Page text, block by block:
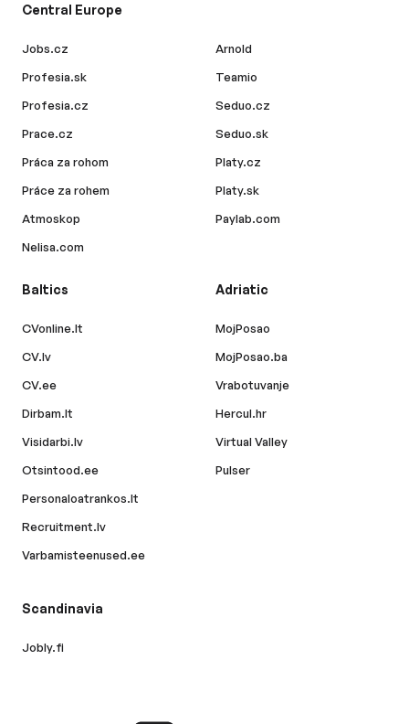
Central Europe
Jobs.cz
Profesia.sk
Profesia.cz
Prace.cz
Práca za rohom
Práce za rohem
Atmoskop
Nelisa.com
Arnold
Teamio
Seduo.cz
Seduo.sk
Platy.cz
Platy.sk
Paylab.com
Baltics
CVonline.lt
CV.lv
CV.ee
Dirbam.lt
Visidarbi.lv
Otsintood.ee
Personaloatrankos.lt
Recruitment.lv
Varbamisteenused.ee
Adriatic
MojPosao
MojPosao.ba
Vrabotuvanje
Hercul.hr
Virtual Valley
Pulser
Scandinavia
Jobly.fi